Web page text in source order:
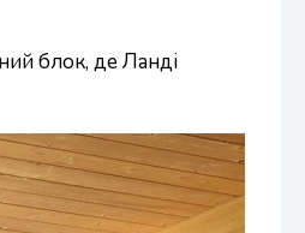
блок, де Ланді